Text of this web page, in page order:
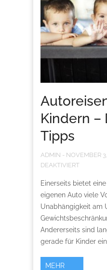
Kindern –
Tipps
ADMIN - NOVEMBER
DEAKTIVIERT
Einerseits bietet
eigenen Auto viele
Unabhängigkeit am
Andererseits sind
gerade für Kinder
MEHR